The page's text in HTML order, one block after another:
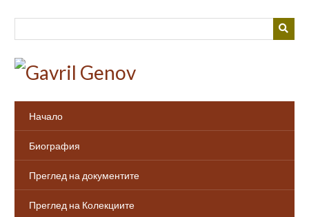
към
Начало
Биография
Преглед на документите
Преглед на Колекциите